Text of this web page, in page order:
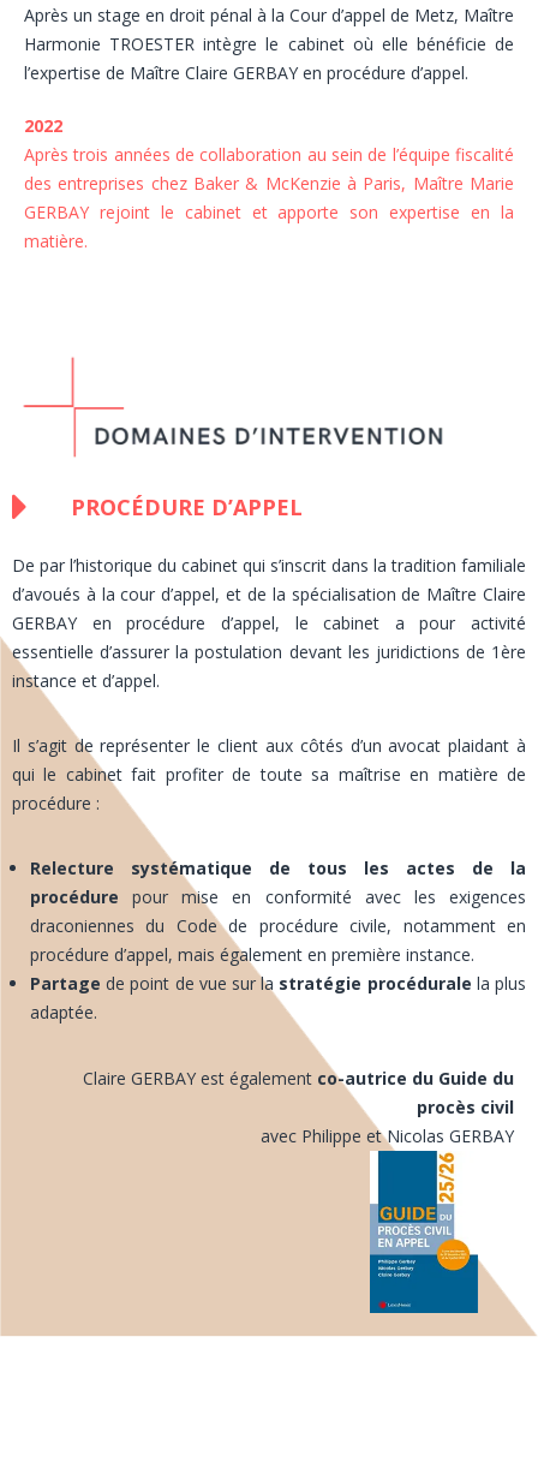
Après un stage en droit pénal à la Cour d’appel de Metz, Maître
Harmonie TROESTER intègre le cabinet où elle bénéficie de
l’expertise de Maître Claire GERBAY en procédure d’appel.
2022
Après trois années de collaboration au sein de l’équipe fiscalité
des entreprises chez Baker & McKenzie à Paris, Maître Marie
GERBAY rejoint le cabinet et apporte son expertise en la
matière.
PROCÉDURE D’APPEL
De par l’historique du cabinet qui s’inscrit dans la tradition familiale
d’avoués à la cour d’appel, et de la spécialisation de Maître Claire
GERBAY en procédure d’appel, le cabinet a pour activité
essentielle d’assurer la postulation devant les juridictions de 1ère
instance et d’appel.
Il s’agit de représenter le client aux côtés d’un avocat plaidant à
qui le cabinet fait profiter de toute sa maîtrise en matière de
procédure :
Relecture systématique de tous les actes de la
procédure pour mise en conformité avec les exigences
draconiennes du Code de procédure civile, notamment en
procédure d’appel, mais également en première instance.
Partage de point de vue sur la stratégie procédurale la plus
adaptée.
Claire GERBAY est également co-autrice du Guide du
procès civil
avec Philippe et Nicolas GERBAY